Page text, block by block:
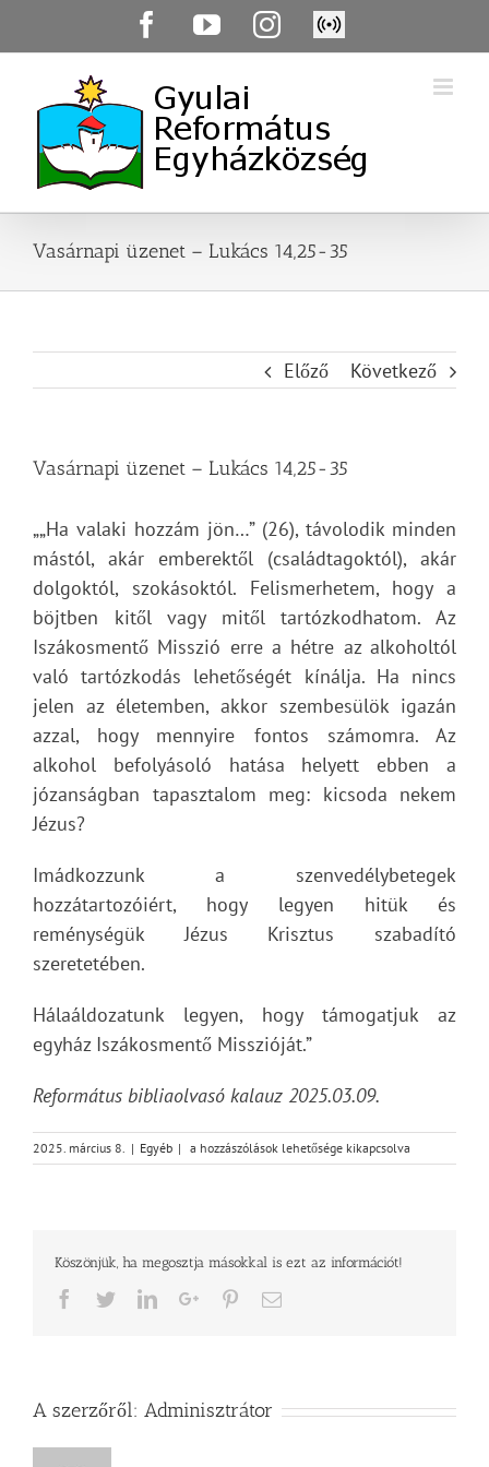
FacebookYouTubeInstagram
Élő
közvetítés
Vasárnapi üzenet – Lukács 14,25-35
Előző Következő
Vasárnapi üzenet – Lukács 14,25-35
„„Ha valaki hozzám jön…” (26), távolodik minden
mástól, akár emberektől (családtagoktól), akár
dolgoktól, szokásoktól. Felismerhetem, hogy a
böjtben kitől vagy mitől tartózkodhatom. Az
Iszákosmentő Misszió erre a hétre az alkoholtól
való tartózkodás lehetőségét kínálja. Ha nincs
jelen az életemben, akkor szembesülök igazán
azzal, hogy mennyire fontos számomra. Az
alkohol befolyásoló hatása helyett ebben a
józanságban tapasztalom meg: kicsoda nekem
Jézus?
Imádkozzunk a szenvedélybetegek
hozzátartozóiért, hogy legyen hitük és
reménységük Jézus Krisztus szabadító
szeretetében.
Hálaáldozatunk legyen, hogy támogatjuk az
egyház Iszákosmentő Misszióját.”
Református bibliaolvasó kalauz 2025.03.09.
2025. március 8. | Egyéb | Vasárnapi
üzenet
bejegyzéshez
a hozzászólások lehetősége kikapcsolva
Köszönjük, ha megosztja másokkal is ezt az információt!
Facebook
TwitterLinkedInGoogle+PinterestEmail
A szerzőről: Adminisztrátor